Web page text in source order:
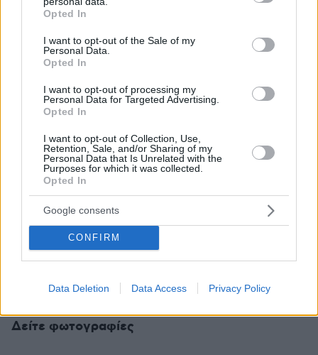
grant or deny consent to Google and its third-party tags to
use your data for below specified purposes in below Google
consent section.
Opted In
I want to opt-out of the Sale of my
Personal Data.
Opted In
I want to opt-out of processing my
Personal Data for Targeted Advertising.
Opted In
I want to opt-out of Collection, Use,
Retention, Sale, and/or Sharing of my
Personal Data that Is Unrelated with the
Purposes for which it was collected.
Opted In
Google consents
CONFIRM
Data Deletion Data Access Privacy Policy
τώρα πλέον σε μια φάση που αναμένουμε και
και σε μια φάση που αναμένεται και η δική μας
συμμετοχή, όλων όσων είναι εδώ πέρα, όλων
αλλάξει η σημερινή κατάσταση» τόνισε μεταξύ
άλλων ο κ. Σιακαντάρης.
Δείτε φωτογραφίες